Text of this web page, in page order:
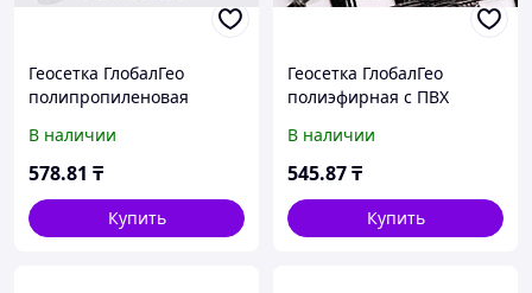
Геосетка ГлобалГео
полипропиленовая
В наличии
578.81 ₸
Купить
Геосетка ГлобалГео
полиэфирная с ПВХ
5x100 м
В наличии
545.87₸
Купить